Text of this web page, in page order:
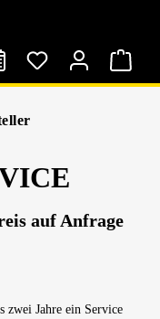
auf Anfrage
zwei Jahre ein Service